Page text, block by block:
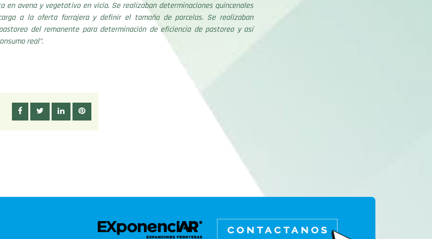
en avena y vegetativo en vicia. Se realizaban determinaciones quincenales
a la oferta forrajera y definir el tamaño de parcelas. Se realizaban
del remanente para determinación de eficiencia de pastoreo y así
real”.